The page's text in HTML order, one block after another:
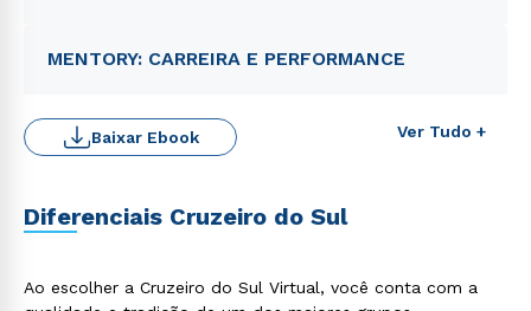
MENTORY: CARREIRA E PERFORMANCE
Ver Tudo +
Baixar Ebook
Diferenciais Cruzeiro do Sul
Ao escolher a Cruzeiro do Sul Virtual, você conta com a